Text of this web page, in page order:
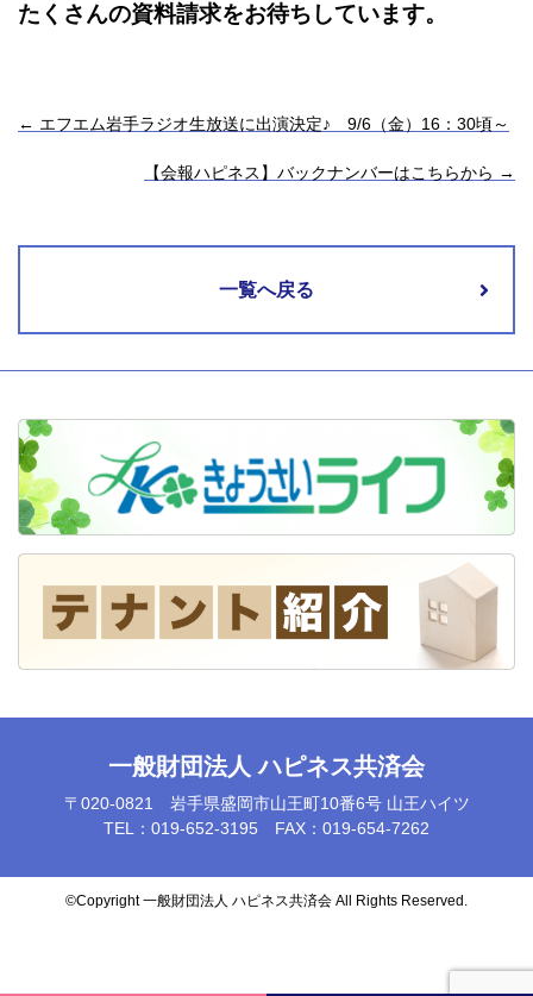
たくさんの資料請求をお待ちしています。
← エフエム岩手ラジオ生放送に出演決定♪ 9/6（金）16：30頃～
【会報ハピネス】バックナンバーはこちらから →
一覧へ戻る
一般財団法人 ハピネス共済会
〒020-0821 岩手県盛岡市山王町10番6号 山王ハイツ
TEL：019-652-3195 FAX：019-654-7262
©️Copyright 一般財団法人 ハピネス共済会 All Rights Reserved.